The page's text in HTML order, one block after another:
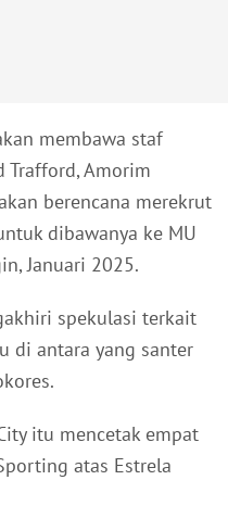
membawa staf
Amorim
berencana merekrut
dibawanya ke MU
Januari 2025.
spekulasi terkait
di antara yang santer
itu mencetak empat
atas Estrela